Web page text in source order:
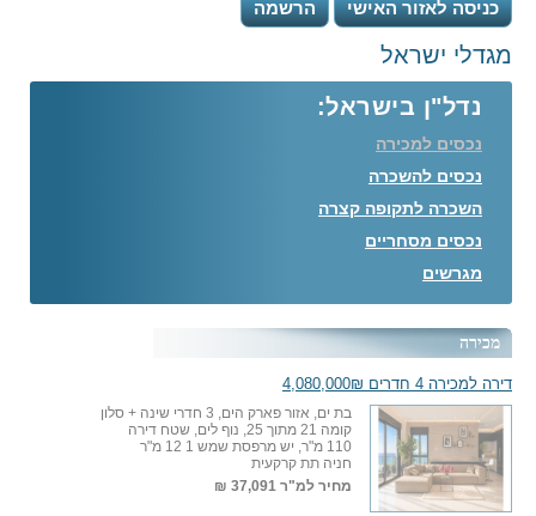
כניסה לאזור האישי הרשמה
מגדלי ישראל
נדל"ן בישראל:
נכסים למכירה
נכסים להשכרה
השכרה לתקופה קצרה
נכסים מסחריים
מגרשים
מכירה
דירה למכירה 4 חדרים 4,080,000₪
בת ים, אזור פארק הים, 3 חדרי שינה + סלון
קומה 21 מתוך 25, נוף לים, שטח דירה
110 מ"ר, יש מרפסת שמש 1 12 מ"ר
חניה תת קרקעית
מחיר למ"ר 37,091 ₪